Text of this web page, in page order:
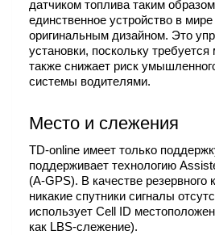
датчиком топлива таким
единственное устройство в
оригинальным дизайном. Это
установки, поскольку
также снижает риск
системы водителями.
Место и слежения
TD-online имеет только
поддерживает технологию
(A-GPS). В качестве резервного
никакие спутники сигналы
использует Cell ID
как LBS-слежение).